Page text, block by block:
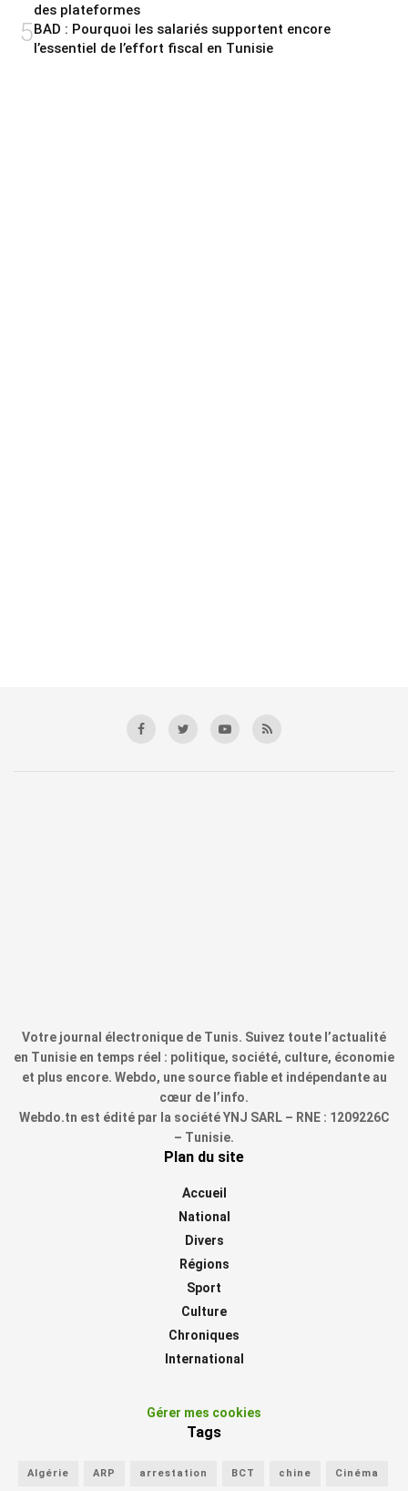
des plateformes
5BAD : Pourquoi les salariés supportent encore
l’essentiel de l’effort fiscal en Tunisie
Votre journal électronique de Tunis. Suivez toute l’actualité
en Tunisie en temps réel : politique, société, culture, économie
et plus encore. Webdo, une source fiable et indépendante au
cœur de l’info.
Webdo.tn est édité par la société YNJ SARL – RNE : 1209226C
– Tunisie.
Plan du site
Accueil
National
Divers
Régions
Sport
Culture
Chroniques
International
Gérer mes cookies
Tags
Algérie ARP arrestation BCT chine Cinéma